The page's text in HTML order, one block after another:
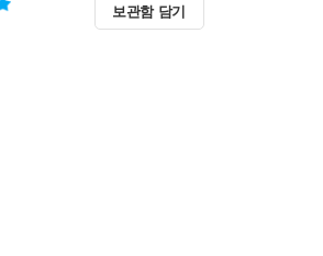
보관함 담기